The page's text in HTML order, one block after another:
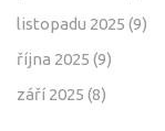
listopadu 2025 (9)
října 2025 (9)
září 2025 (8)